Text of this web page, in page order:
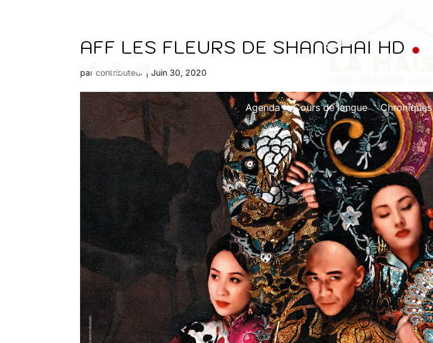
Agenda Cours de langue Chroniques
AFF LES FLEURS DE SHANGHAI HD
parcontributeur |Juin 30, 2020